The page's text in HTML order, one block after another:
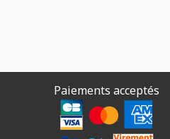
Paiements acceptés